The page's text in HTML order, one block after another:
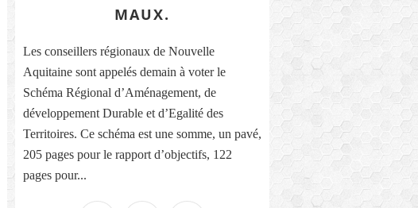
MAUX.
Les conseillers régionaux de Nouvelle
Aquitaine sont appelés demain à voter le
Schéma Régional d’Aménagement, de
développement Durable et d’Egalité des
Territoires. Ce schéma est une somme, un pavé,
205 pages pour le rapport d’objectifs, 122
pages pour...